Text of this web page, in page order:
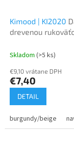
Kimood | KI2020
drevenou
Skladom (>5 ks)
€9,10 vrátane DPH
€7,40
DETAIL
burgundy/beige